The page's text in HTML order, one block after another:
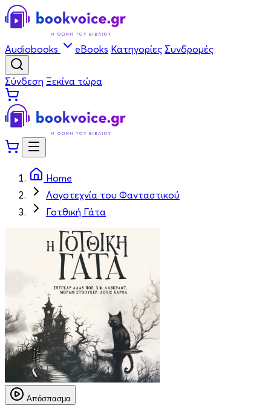
Audiobooks eBooks Κατηγορίες Συνδρομές
Σύνδεση Ξεκίνα τώρα
Home
Λογοτεχνία του Φανταστικού
Γοτθική Γάτα
Απόσπασμα